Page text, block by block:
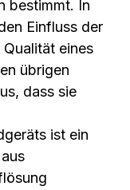
bestimmt. In
Einfluss der
eines
übrigen
dass sie
ist ein